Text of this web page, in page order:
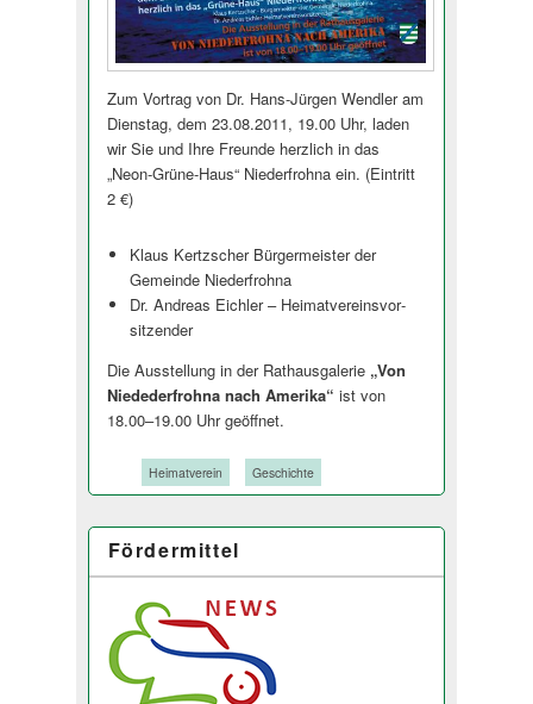
Zum Vortrag von Dr. Hans-Jürgen Wendler am
Dienstag, dem 23.08.2011, 19.00 Uhr, laden
wir Sie und Ihre Freunde herzlich in das
„Neon-Grüne-Haus“ Niederfrohna ein. (Eintritt
2 €)
Klaus Kertzscher Bürgermeister der
Gemeinde Niederfrohna
Dr. Andreas Eichler – Heimatvereinsvor­
sitzender
Die Ausstellung in der Rathausgalerie „Von
Niedederfrohna nach Amerika“ ist von
18.00–19.00 Uhr geöffnet.
Heimatverein Geschichte
Fördermittel